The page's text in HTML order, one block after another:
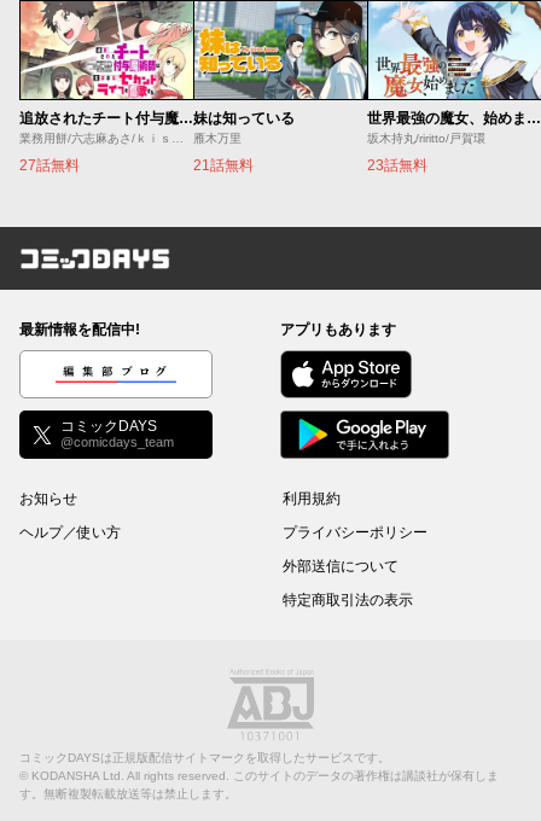
追放されたチート付与魔術師は気ままなセカンドライフを謳歌する。 ～俺は武器だけじゃなく、あらゆるものに『強化ポイント』を付与できるし、俺の意思でいつでも効果を解除できるけど、残った人たち大丈夫？～
業務用餅/六志麻あさ/ｋｉｓｕｉ
27話無料
妹は知っている
雁木万里
21話無料
世界最強の魔女、始めました ～私だけ『攻略サイト』を見れる世界で自由に生きます～
坂木持丸/riritto/戸賀環
23話無料
コミックDAYS
最新情報を配信中!
編集部ブログ
コミックDAYS
@comicdays_team
アプリもあります
お知らせ
ヘルプ／使い方
利用規約
プライバシーポリシー
外部送信について
特定商取引法の表示
コミックDAYSは正規版配信サイトマークを取得したサービスです。
© KODANSHA Ltd. All rights reserved. このサイトのデータの著作権は講談社が保有しま
す。無断複製転載放送等は禁止します。